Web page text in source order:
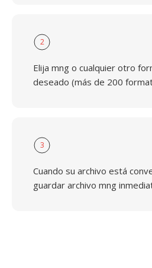
2
Elija mng o cualquier otro
deseado (más de 200
3
Cuando su archivo está
guardar archivo mng